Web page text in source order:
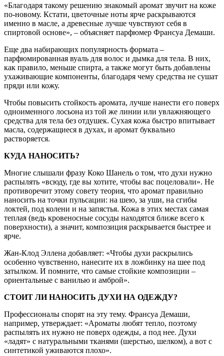
«Благодаря такому решению знакомый аромат звучит на коже
по-новому. Кстати, цветочные ноты ярче раскрываются
именно в масле, а древесные лучше чувствуют себя в
спиртовой основе», – объясняет парфюмер Франсуа Демаши.
Еще два набирающих популярность формата –
парфюмированная вуаль для волос и дымка для тела. В них,
как правило, меньше спирта, а также могут быть добавлены
ухаживающие компоненты, благодаря чему средства не сушат
пряди или кожу.
Чтобы повысить стойкость аромата, лучше нанести его поверх
одноименного лосьона из той же линии или увлажняющего
средства для тела без отдушек. Сухая кожа быстро впитывает
масла, содержащиеся в духах, и аромат буквально
растворяется.
КУДА НАНОСИТЬ?
Многие слышали фразу Коко Шанель о том, что духи нужно
распылять «всюду, где вы хотите, чтобы вас поцеловали». Не
противоречит этому совету теория, что аромат правильно
наносить на точки пульсации: на шею, за уши, на сгибы
локтей, под колени и на запястья. Кожа в этих местах самая
теплая (ведь кровеносные сосуды находятся ближе всего к
поверхности), а значит, композиция раскрывается быстрее и
ярче.
Жан-Клод Эллена добавляет: «Чтобы духи раскрылись
особенно чувственно, нанесите их в ложбинку на шее под
затылком. И помните, что самые стойкие композиции –
ориентальные с ванилью и амброй».
СТОИТ ЛИ НАНОСИТЬ ДУХИ НА ОДЕЖДУ?
Профессионалы спорят на эту тему. Франсуа Демаши,
например, утверждает: «Ароматы любят ­тепло, поэтому
распылять их нужно не поверх одежды, а под нее. Духи
«ладят» с натуральными тканями (шерстью, шелком), а вот с
синтетикой уживаются плохо».